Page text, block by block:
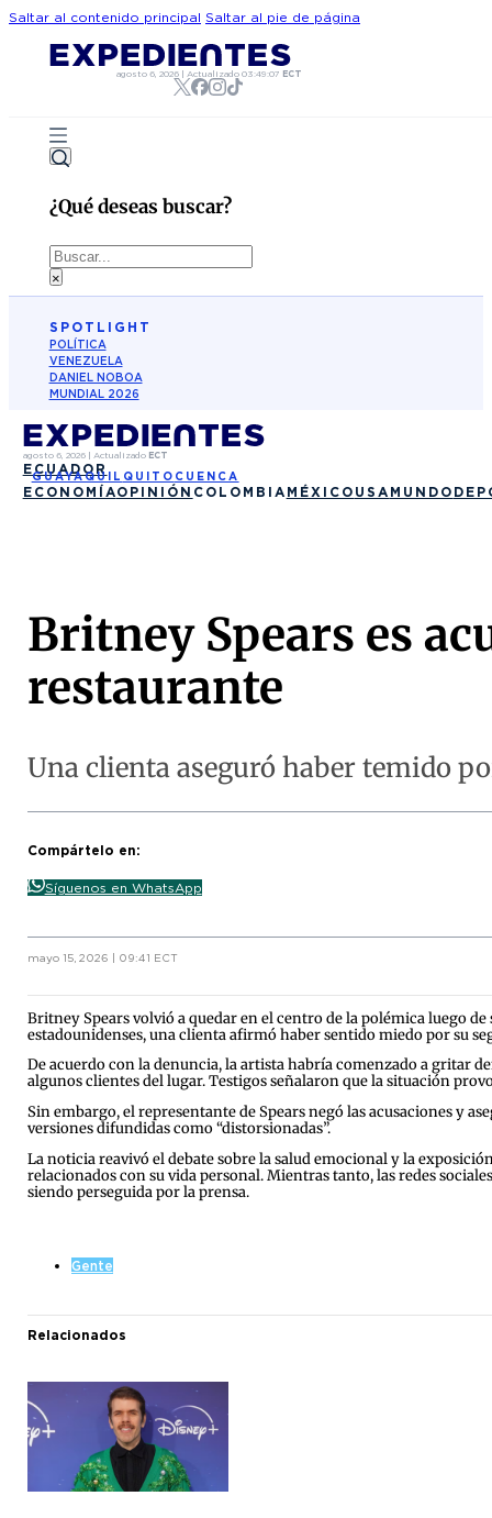
Saltar al contenido principal Saltar al pie de página
agosto 6, 2026| Actualizado 03:49:07 ECT
¿Qué deseas buscar?
Buscar
×
SPOTLIGHT
POLÍTICA
VENEZUELA
DANIEL NOBOA
MUNDIAL 2026
agosto 6, 2026| Actualizado ECT
ECUADOR
GUAYAQUIL QUITO CUENCA
ECONOMÍAOPINIÓN COLOMBIA MÉXICO USA MUNDO
Britney Spears es
restaurante
Una clienta aseguró haber temido
Compártelo en:
Síguenos en WhatsApp
mayo 15, 2026 | 09:41 ECT
Britney Spears volvió a quedar en el centro de la polémica luego
estadounidenses, una clienta afirmó haber sentido miedo por su
De acuerdo con la denuncia, la artista habría comenzado a gritar
algunos clientes del lugar. Testigos señalaron que la situación
Sin embargo, el representante de Spears negó las acusaciones y
versiones difundidas como “distorsionadas”.
La noticia reavivó el debate sobre la salud emocional y la
relacionados con su vida personal. Mientras tanto, las redes
siendo perseguida por la prensa.
Gente
Relacionados